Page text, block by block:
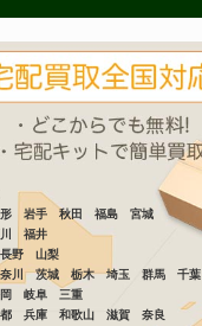
形 岩手 秋田 福島 宮城
川 福井
長野 山梨
奈川 茨城 栃木 埼玉 群馬 千葉
岡 岐阜 三重
都 兵庫 和歌山 滋賀 奈良